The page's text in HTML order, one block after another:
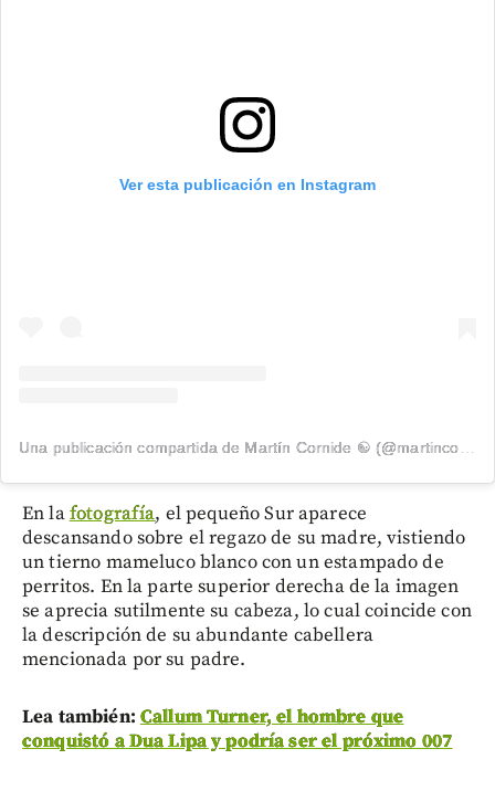
Ver esta publicación en Instagram
En lafotografía, el pequeño Sur aparece
descansando sobre el regazo de su madre, vistiendo
un tierno mameluco blanco con un estampado de
perritos. En la parte superior derecha de la imagen
se aprecia sutilmente su cabeza, lo cual coincide con
la descripción de su abundante cabellera
mencionada por su padre.
Lea también: Callum Turner, el hombre que
conquistó a Dua Lipa y podría ser el próximo 007